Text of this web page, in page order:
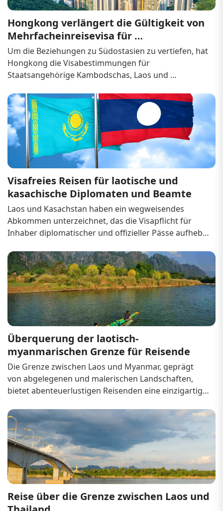
Hongkong verlängert die Gültigkeit von
Mehrfacheinreisevisa für
Staatsangehörige Südostasiens
Um die Beziehungen zu Südostasien zu vertiefen, hat
Hongkong die Visabestimmungen für
Staatsangehörige Kambodschas, Laos und
umfassenderen Initiative zur Stärkung des
wirtschaftlichen, kulturellen und touristischen
Austauschs mit den ASEAN...
Visafreies Reisen für laotische und
kasachische Diplomaten und Beamte
Laos und Kasachstan haben ein wegweisendes
Abkommen unterzeichnet, das die Visapflicht für
Inhaber diplomatischer und offizieller Pässe aufhebt.
Schritt zur Stärkung der diplomatischen
Beziehungen und zur Förderung einer engeren
Zusammenarbeit zwische...
Überquerung der laotisch-
myanmarischen Grenze für Reisende
Die Grenze zwischen Laos und Myanmar, geprägt
von abgelegenen und malerischen Landschaften,
bietet abenteuerlustigen Reisenden eine einzigartige
frequentiert ist als andere Grenzübergänge der
Region, eröffnet sie Zugang zu weniger bekannten
Orten...
Reise über die Grenze zwischen Laos und